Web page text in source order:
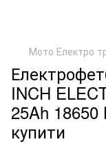
Мото Електро
INCH
25Ah
купити